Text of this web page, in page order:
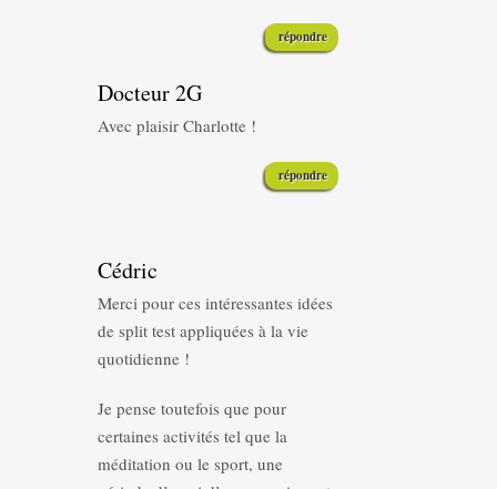
répondre
Docteur 2G
Avec plaisir Charlotte !
répondre
Cédric
Merci pour ces intéressantes idées
de split test appliquées à la vie
quotidienne !
Je pense toutefois que pour
certaines activités tel que la
méditation ou le sport, une